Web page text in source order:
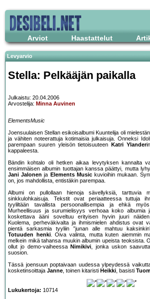
Arviot Haastattelut
Levyarvio
Stella: Pelkääjän paikalla
Julkaistu: 20.04.2006
Arvostelija: Minna Auvinen
ElementsMusic
Joensuulaisen Stellan esikoisalbumi Kuuntelija oli
ja vähiten noteerattuja kotimaisia julkaisuja. Onneksi
parempaan suuren yleisön tietoisuuteen
Katri Ylander
kappaleesta.
Bändin kohtalo oli hetken aikaa levytyksen kannalta
ensimmäisen albumin tuottajan kanssa päättyi, mutta
Jani Jalonen ja Elements Musickuvioihin mukaan.
on, jos mahdollista, entistäkin parempaa.
Albumi on pullollaan hienoja sävellyksiä, tarttuvia
sinkkulohkaisuja. Tekstit ovat periaatteessa tuttuja
tyyliltään tavallista persoonallisempia ja ehkä myös
Murheellisuus ja surumielisyys verhoaa koko albumia
koskettava ääni soveltuu erityisen hyvin juuri näiden
Kuolema, perheväkivalta ja ihmismielen ahdistus ovat
pientä sarkasmia tyyliin ”junan alle mahtuu
Totuuden henki. Oiva valinta, mutta kuten aiemmin
melkein mikä tahansa muukin albumin upeista teoksista.
ollut jo demo-vaiheessa Nimikivi, jonka uskon
suosion.
Tässä joensuun poptaivaan uudessa ylpeydessä
kosketinsoittaja Janne, toinen kitaristi Heikki, basisti
Lukukertoja: 10714